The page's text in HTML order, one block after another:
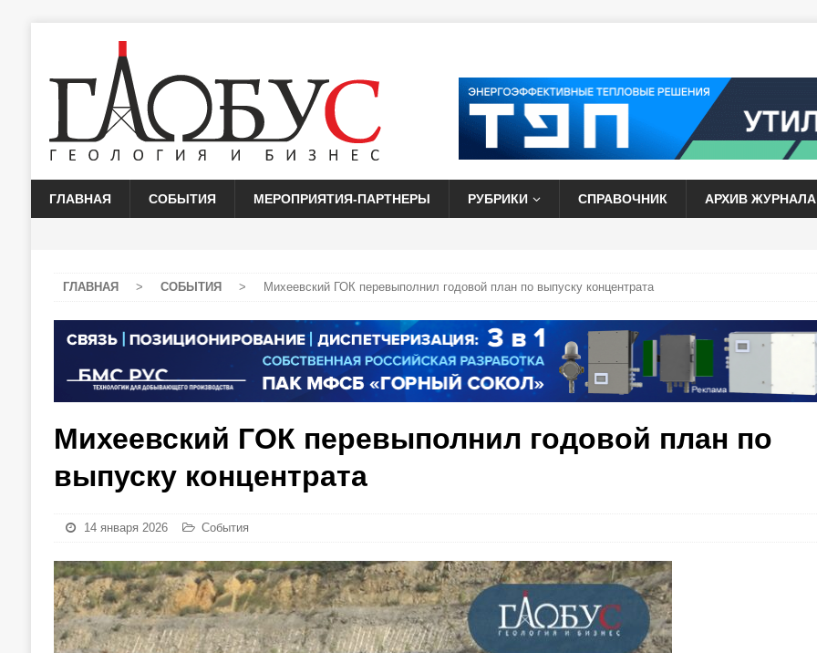
ГЛАВНАЯ СОБЫТИЯ МЕРОПРИЯТИЯ-ПАРТНЕРЫ РУБРИКИ СПРАВОЧНИК АРХИВ ЖУРНАЛА
ГЛАВНАЯ > СОБЫТИЯ > Михеевский ГОК перевыполнил годовой план по выпуску концентрата
Михеевский ГОК перевыполнил годовой план по
выпуску концентрата
14 января 2026 События